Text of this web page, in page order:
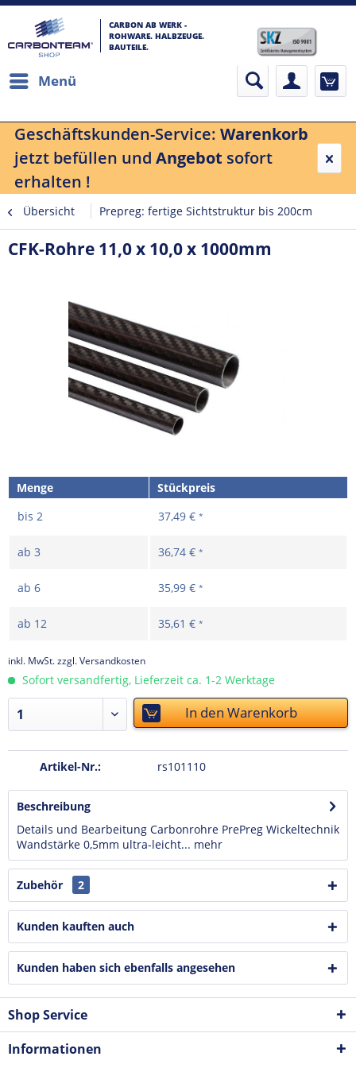
CARBON AB WERK -
ROHWARE. HALBZEUGE.
BAUTEILE.
Menü
Geschäftskunden-Service: Warenkorb
jetzt befüllen und Angebot sofort
erhalten !
Übersicht Prepreg: fertige Sichtstruktur bis 200cm
CFK-Rohre 11,0 x 10,0 x 1000mm
Menge
Stückpreis
bis 2 37,49 € *
ab 3 36,74 € *
ab 6 35,99 € *
ab 12 35,61 € *
inkl. MwSt.zzgl. Versandkosten
Sofort versandfertig, Lieferzeit ca. 1-2 Werktage
In denWarenkorb
Artikel-Nr.: rs101110
Beschreibung
Details und Bearbeitung Carbonrohre PrePreg Wickeltechnik
Wandstärke 0,5mm ultra-leicht... mehr
Zubehör 2
Kunden kauften auch
Kunden haben sich ebenfalls angesehen
Shop Service
Informationen